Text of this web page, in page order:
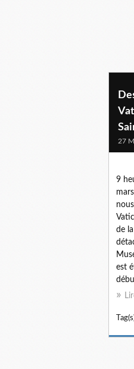
27
9
de
est